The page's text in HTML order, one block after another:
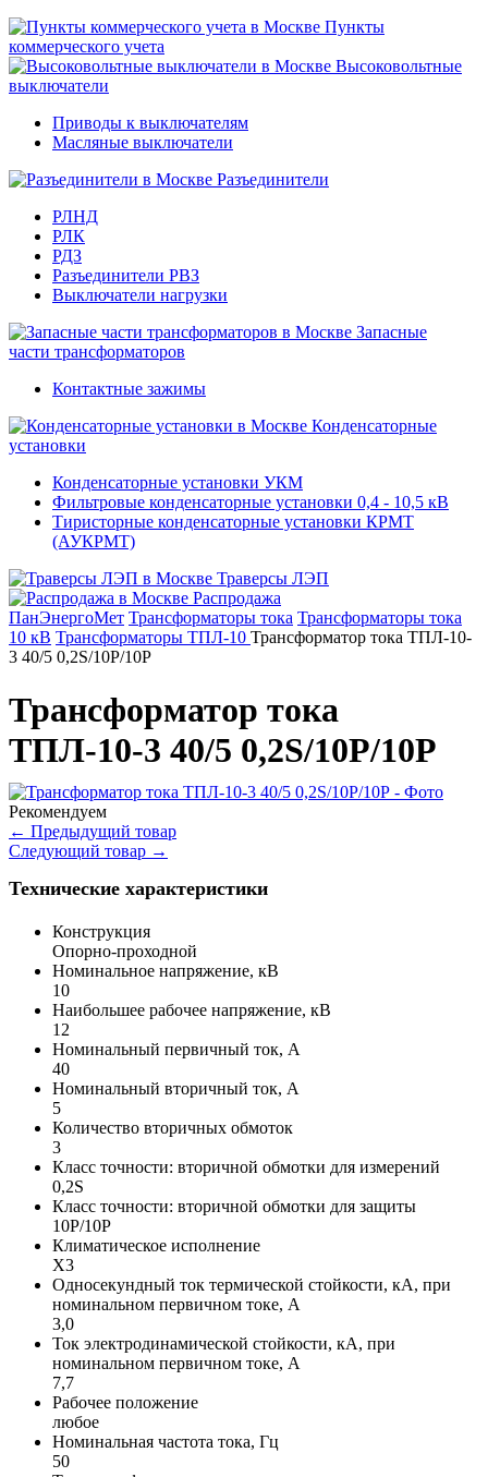
Пункты
коммерческого учета
Высоковольтные
выключатели
Приводы к выключателям
Масляные выключатели
Разъединители
РЛНД
РЛК
РДЗ
Разъединители РВЗ
Выключатели нагрузки
Запасные
части трансформаторов
Контактные зажимы
Конденсаторные
установки
Конденсаторные установки УКМ
Фильтровые конденсаторные установки 0,4 - 10,5 кВ
Тиристорные конденсаторные установки КРМТ
(АУКРМТ)
Траверсы ЛЭП
Распродажа
ПанЭнергоМет Трансформаторы тока Трансформаторы тока
10 кВ Трансформаторы ТПЛ-10 Трансформатор тока ТПЛ-10-
3 40/5 0,2S/10Р/10Р
Трансформатор тока
ТПЛ-10-3 40/5 0,2S/10Р/10Р
Рекомендуем
← Предыдущий товар
Следующий товар →
Технические характеристики
Конструкция
Опорно-проходной
Номинальное напряжение, кВ
10
Наибольшее рабочее напряжение, кВ
12
Номинальный первичный ток, А
40
Номинальный вторичный ток, А
5
Количество вторичных обмоток
3
Класс точности: вторичной обмотки для измерений
0,2S
Класс точности: вторичной обмотки для защиты
10P/10P
Климатическое исполнение
Х3
Односекундный ток термической стойкости, кА, при
номинальном первичном токе, А
3,0
Ток электродинамической стойкости, кА, при
номинальном первичном токе, А
7,7
Рабочее положение
любое
Номинальная частота тока, Гц
50